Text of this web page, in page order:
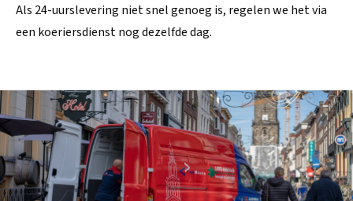
Als 24-uurslevering niet snel genoeg is, regelen we het via
een koeriersdienst nog dezelfde dag.